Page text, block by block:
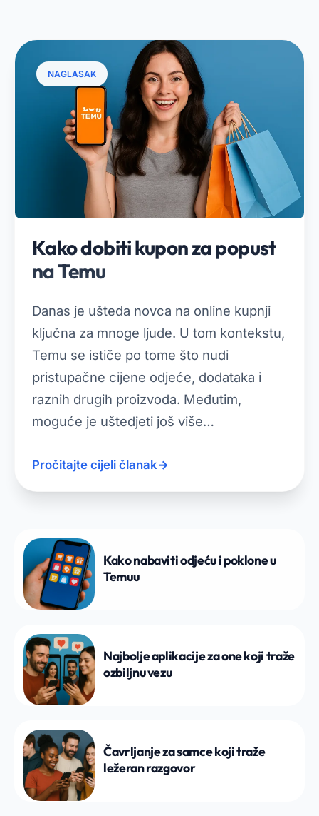
NAGLASAK
Kako dobiti kupon za popust
na Temu
Danas je ušteda novca na online kupnji
ključna za mnoge ljude. U tom kontekstu,
Temu se ističe po tome što nudi
pristupačne cijene odjeće, dodataka i
raznih drugih proizvoda. Međutim,
moguće je uštedjeti još više…
Pročitajte cijeli članak→
Kako nabaviti odjeću i poklone u
Temuu
Najbolje aplikacije za one koji traže
ozbiljnu vezu
Čavrljanje za samce koji traže
ležeran razgovor